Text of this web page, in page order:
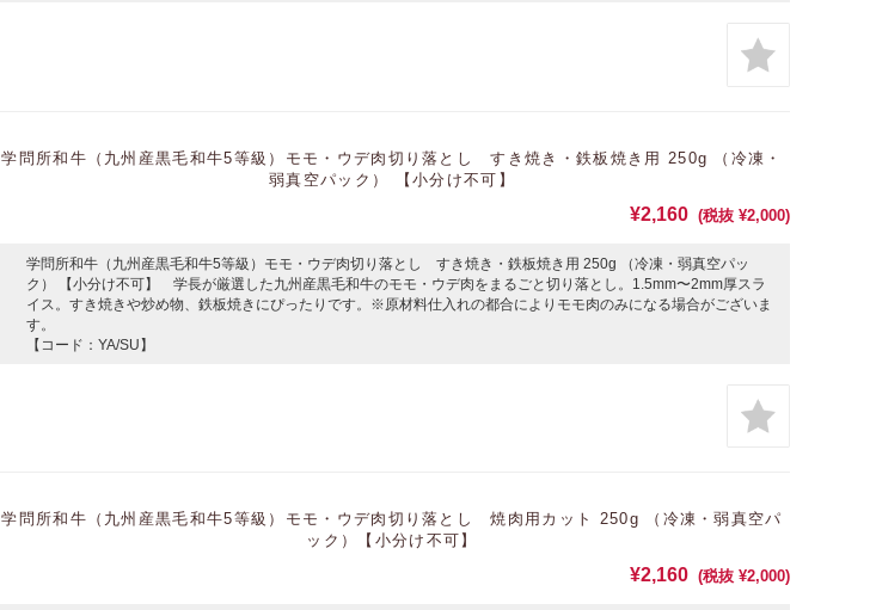
学問所和牛（九州産黒毛和牛5等級）モモ・ウデ肉切り落とし すき焼き・鉄板焼き用 250g （冷凍・
弱真空パック） 【小分け不可】
¥2,160 (税抜 ¥2,000)
学問所和牛（九州産黒毛和牛5等級）モモ・ウデ肉切り落とし すき焼き・鉄板焼き用 250g （冷凍・弱真空パッ
ク） 【小分け不可】 学長が厳選した九州産黒毛和牛のモモ・ウデ肉をまるごと切り落とし。1.5mm〜2mm厚スラ
イス。すき焼きや炒め物、鉄板焼きにぴったりです。※原材料仕入れの都合によりモモ肉のみになる場合がございま
す。
【コード：YA/SU】
学問所和牛（九州産黒毛和牛5等級）モモ・ウデ肉切り落とし 焼肉用カット 250g （冷凍・弱真空パ
ック）【小分け不可】
¥2,160 (税抜 ¥2,000)